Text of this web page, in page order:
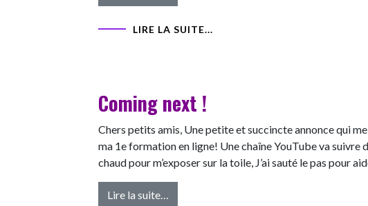
LIRE LA SUITE...
Coming next !
Chers petits amis, Une petite et succincte annonce qui
ma 1e formation en ligne! Une chaîne YouTube va suivre
chaud pour m’exposer sur la toile, J’ai sauté le pas pour
Lire la suite…